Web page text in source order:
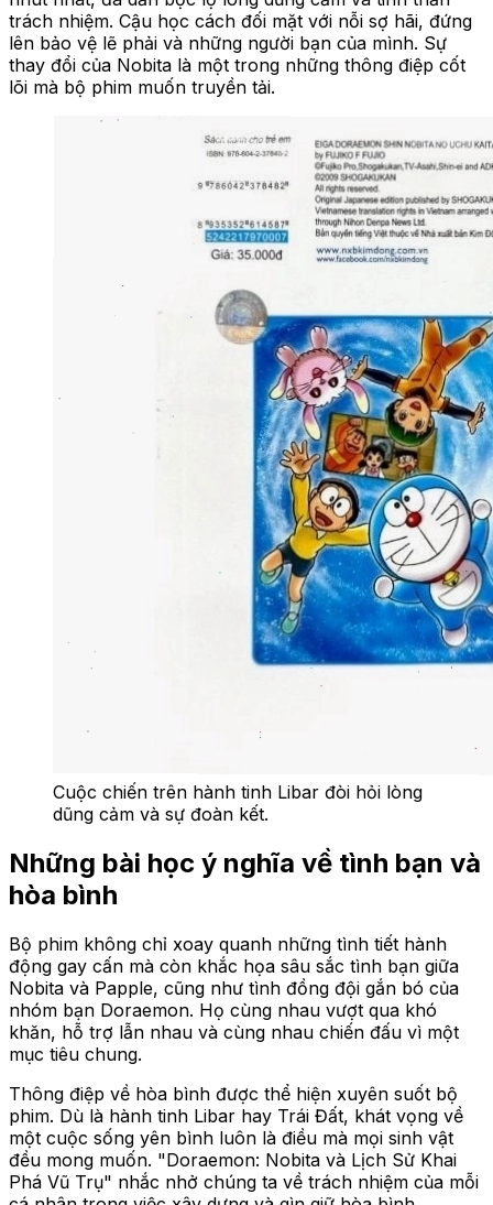
trách nhiệm. Cậu học cách đối mặt với nỗi sợ hãi, đứng
lên bảo vệ lẽ phải và những người bạn của mình. Sự
thay đổi của Nobita là một trong những thông điệp cốt
lõi mà bộ phim muốn truyền tải.
Cuộc chiến trên hành tinh Libar đòi hỏi lòng
dũng cảm và sự đoàn kết.
Những bài học ý nghĩa về tình bạn và
hòa bình
Bộ phim không chỉ xoay quanh những tình tiết hành
động gay cấn mà còn khắc họa sâu sắc tình bạn giữa
Nobita và Papple, cũng như tình đồng đội gắn bó của
nhóm bạn Doraemon. Họ cùng nhau vượt qua khó
khăn, hỗ trợ lẫn nhau và cùng nhau chiến đấu vì một
mục tiêu chung.
Thông điệp về hòa bình được thể hiện xuyên suốt bộ
phim. Dù là hành tinh Libar hay Trái Đất, khát vọng về
một cuộc sống yên bình luôn là điều mà mọi sinh vật
đều mong muốn. "Doraemon: Nobita và Lịch Sử Khai
Phá Vũ Trụ" nhắc nhở chúng ta về trách nhiệm của mỗi